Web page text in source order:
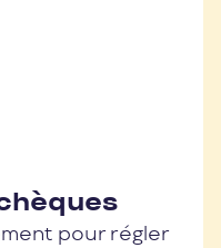
pour régler